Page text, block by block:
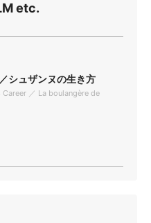
etc.
シュザンヌの生き方
／ La boulangère de